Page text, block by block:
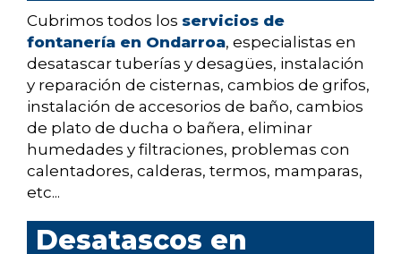
Cubrimos todos los servicios de
fontanería en Ondarroa, especialistas en
desatascar tuberías y desagües, instalación
y reparación de cisternas, cambios de grifos,
instalación de accesorios de baño, cambios
de plato de ducha o bañera, eliminar
humedades y filtraciones, problemas con
calentadores, calderas, termos, mamparas,
etc...
Desatascos en